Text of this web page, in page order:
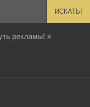
ИСКАТЬ!
рекламы! »